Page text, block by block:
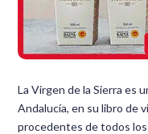
La Virgen de la Sierra es
Andalucía, en su libro de
procedentes de todos los